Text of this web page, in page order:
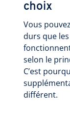
choix
Vous
durs que
selon le
C’est
différent.